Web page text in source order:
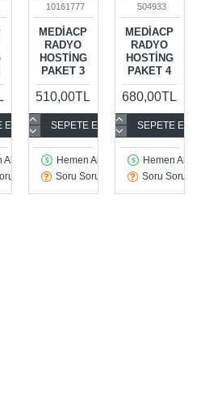
EKLE
Al
10161777
MEDIACP
RADYO
HOSTING
PAKET 3
510,00TL
SEPETE EKLE
Hemen Al
Soru Sorun
504933
MEDIACP
RADYO
HOSTING
PAKET 4
680,00TL
SEPETE
Hemen Al
Soru Sorun